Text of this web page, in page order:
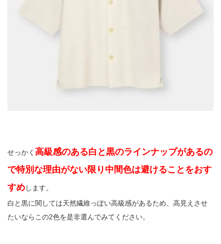
せっかく 高級感のある白と黒のラインナップがあるの
で特別な理由がない限り中間色は避けることをおす
すめします。
白と黒に関しては天然繊維っぽい高級感があるため、高見えさせ
たいならこの2色を是非選んでみてください。